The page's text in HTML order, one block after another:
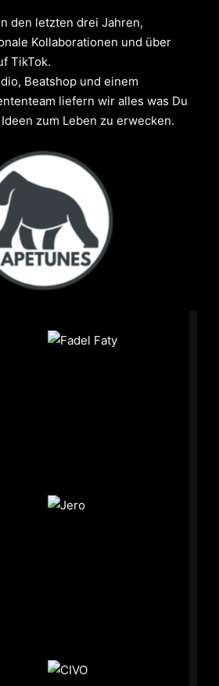
den letzten drei Jahren,
Kollaborationen und über
TikTok.
Beatshop und einem
liefern wir alles was Du
zum Leben zu erwecken.